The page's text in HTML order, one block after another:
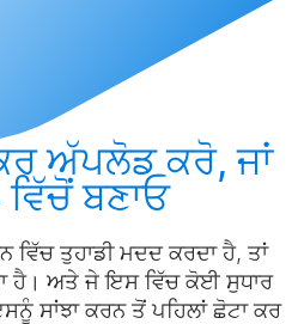
ਅੱਪਲੋਡ ਕਰੋ, ਜਾਂ
ਵਿੱਚੋਂਬਣਾਓ
ਵਿੱਚ ਤੁਹਾਡੀ ਮਦਦ ਕਰਦਾ ਹੈ, ਤਾਂ
ਹੈ। ਅਤੇ ਜੇ ਇਸ ਵਿੱਚ ਕੋਈ ਸੁਧਾਰ
ਸਾਂਝਾ ਕਰਨ ਤੋਂ ਪਹਿਲਾਂ ਛੋਟਾ ਕਰ